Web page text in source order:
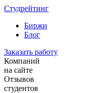
Студрейтинг
Биржи
Блог
Заказать работу
Компаний
на сайте
Отзывов
студентов